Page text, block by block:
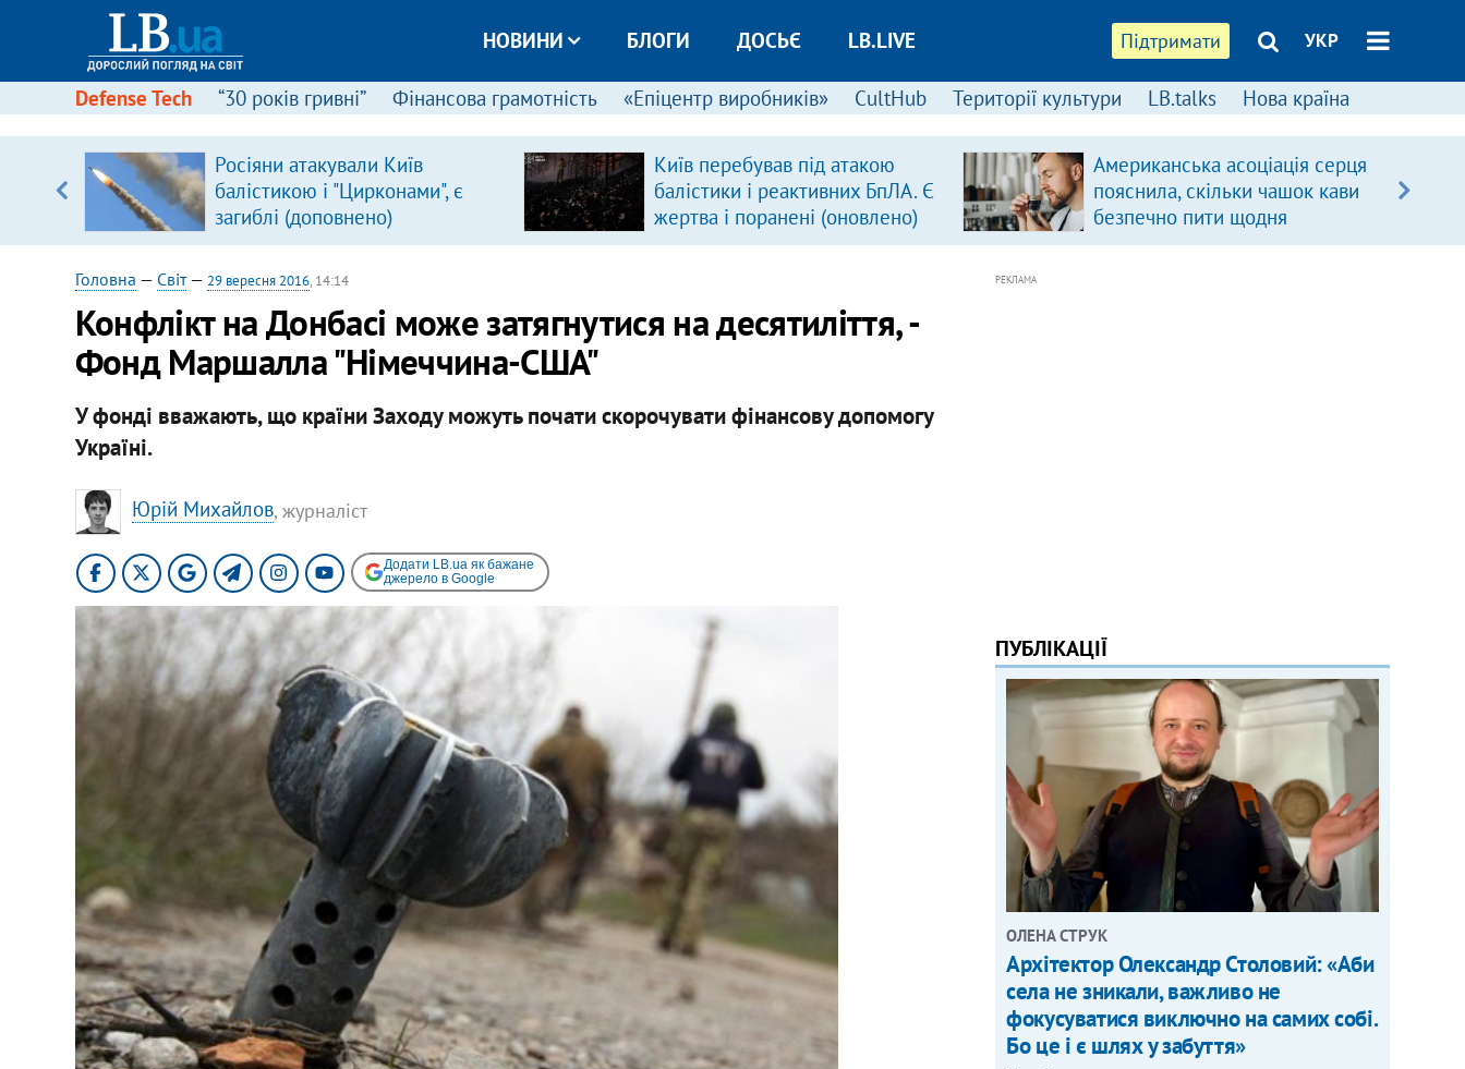
Підтримати УКР
НОВИНИ БЛОГИ ДОСЬЄ LB.LIVE
Defense Tech “30 років гривні” Фінансова грамотність «Епіцентр виробників» CultHub Території культури LB.talks Нова країна
Росіяни атакували Київ
балістикою і "Цирконами", є
загиблі (доповнено)
Київ перебував під атакою
балістики і реактивних БпЛА. Є
жертва і поранені (оновлено)
Американська асоціація серця
пояснила, скільки чашок кави
безпечно пити щодня
Головна — Світ— 29 вересня 2016, 14:14
Конфлікт на Донбасі може затягнутися на десятиліття, -
Фонд Маршалла "Німеччина-США"
У фонді вважають, що країни Заходу можуть почати скорочувати фінансову допомогу
Україні.
Юрій Михайлов, журналіст
Додати LB.ua як бажане
джерело в Google
РЕКЛАМА
ПУБЛІКАЦІЇ
ОЛЕНА СТРУК
Архітектор Олександр Столовий: «Аби
села не зникали, важливо не
фокусуватися виключно на самих собі.
Бо це і є шлях у забуття»